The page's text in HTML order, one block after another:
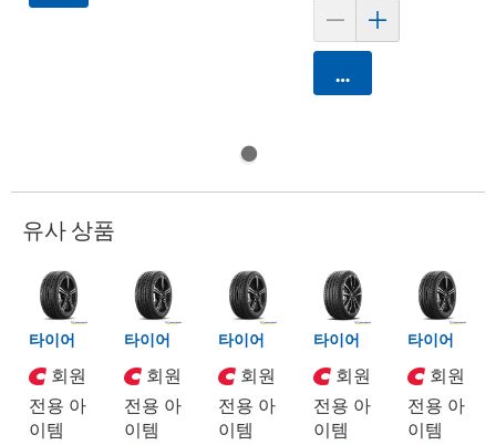
카트에 담기
유사 상품
타이어
회원
전용 아
이템
타이어
회원
전용 아
이템
타이어
회원
전용 아
이템
타이어
회원
전용 아
이템
타이어
회원
전용 아
이템